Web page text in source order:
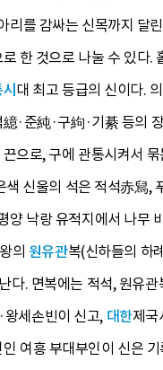
를 감싸는 신목까지 달
한 것으로 나눌 수 있다.
대 최고 등급의 신이다.
·준純·구絇·기綦 등의
으로, 구에 관통시켜서 묶
신울의 석은 적석赤舃,
낙랑 유적지에서 나무
의 원유관복(신하들의 하
. 면복에는 적석, 원유
왕세손빈이 신고, 대한제국
여흥 부대부인이 신은